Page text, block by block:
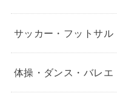
サッカー・フットサル
体操・ダンス・バレエ